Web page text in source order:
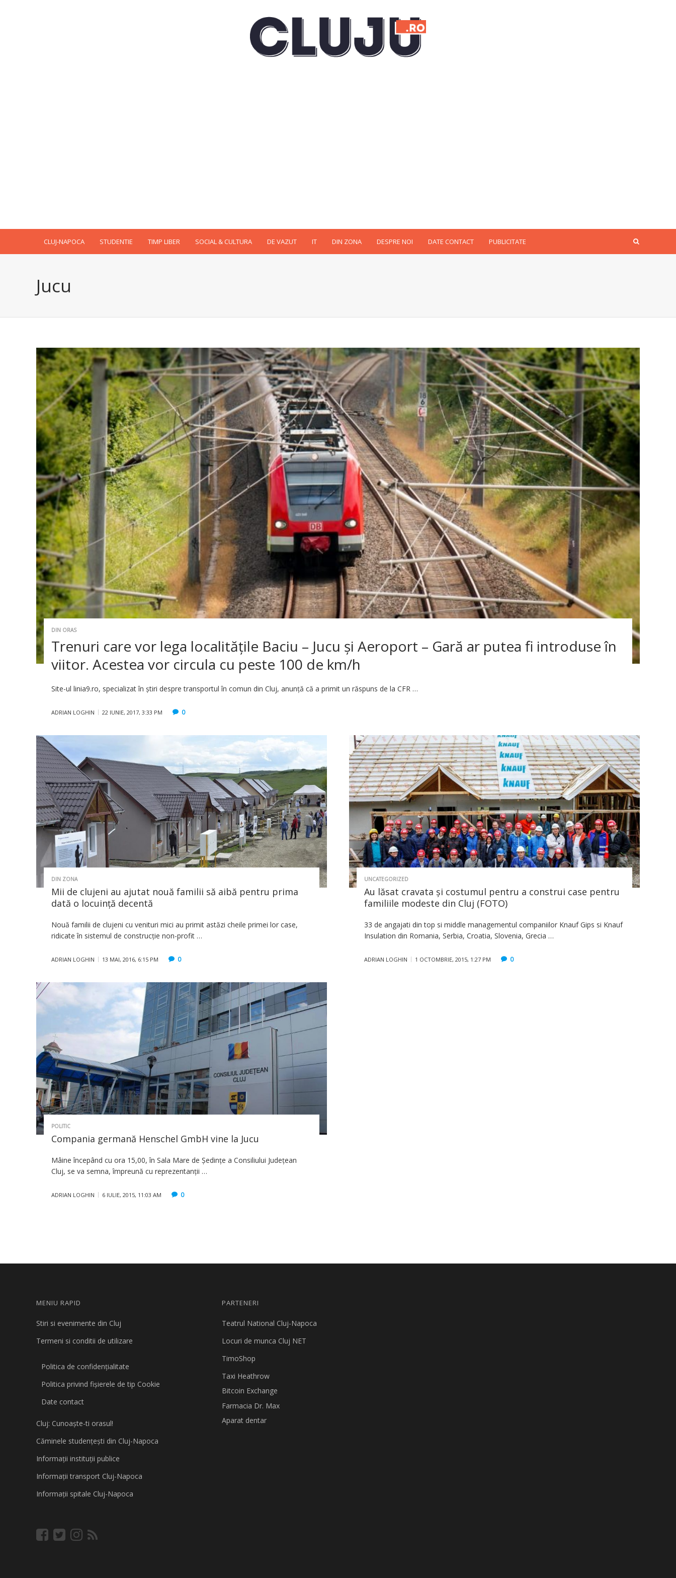
CLUJ-NAPOCA STUDENTIE TIMP LIBER SOCIAL & CULTURA DE VAZUT IT DIN ZONA DESPRE NOI DATE CONTACT PUBLICITATE
Jucu
DIN ORAS
Trenuri care vor lega localităţile Baciu – Jucu şi Aeroport – Gară ar putea fi introduse în
viitor. Acestea vor circula cu peste 100 de km/h
Site-ul linia9.ro, specializat în știri despre transportul în comun din Cluj, anunță că a primit un răspuns de la CFR …
ADRIAN LOGHIN 22 IUNIE, 2017, 3:33 PM 0
DIN ZONA
Mii de clujeni au ajutat nouă familii să aibă pentru prima
dată o locuință decentă
Nouă familii de clujeni cu venituri mici au primit astăzi cheile primei lor case,
ridicate în sistemul de construcție non-profit …
ADRIAN LOGHIN 13 MAI, 2016, 6:15 PM 0
UNCATEGORIZED
Au lăsat cravata şi costumul pentru a construi case pentru
familiile modeste din Cluj (FOTO)
33 de angajati din top si middle managementul companiilor Knauf Gips si Knauf
Insulation din Romania, Serbia, Croatia, Slovenia, Grecia …
ADRIAN LOGHIN 1 OCTOMBRIE, 2015, 1:27 PM 0
POLITIC
Compania germană Henschel GmbH vine la Jucu
Mâine începând cu ora 15,00, în Sala Mare de Şedinţe a Consiliului Judeţean
Cluj, se va semna, împreună cu reprezentanţii …
ADRIAN LOGHIN 6 IULIE, 2015, 11:03 AM 0
MENIU RAPID
Stiri si evenimente din Cluj
Termeni si conditii de utilizare
Politica de confidențialitate
Politica privind fişierele de tip Cookie
Date contact
Cluj: Cunoaşte-ti orasul!
Căminele studenţeşti din Cluj-Napoca
Informaţii instituţii publice
Informaţii transport Cluj-Napoca
Informaţii spitale Cluj-Napoca
PARTENERI
Teatrul National Cluj-Napoca
Locuri de munca Cluj NET
TimoShop
Taxi Heathrow
Bitcoin Exchange
Farmacia Dr. Max
Aparat dentar